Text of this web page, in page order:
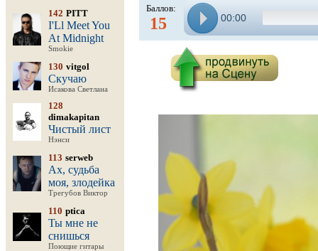
142 PITT
I'Ll Meet You
At Midnight
Smokie
130 vitgol
Скучаю
Исакова Светлана
128
dimakapitan
Чистый лист
Нэнси
113 serweb
Ах, судьба
моя, злодейка
Трегубов Виктор
110 ptica
Ты мне не
снишься
Поющие гитары
Баллов:
15 00:00